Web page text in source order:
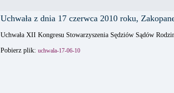
Uchwała z dnia 17 czerwca 2010 roku,
Uchwała XII Kongresu Stowarzyszenia Sędziów Sądów
Pobierz plik: uchwala-17-06-10